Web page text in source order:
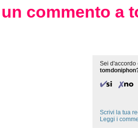
commento a
Sei d'accordo
Scrivi la tua
Leggi i